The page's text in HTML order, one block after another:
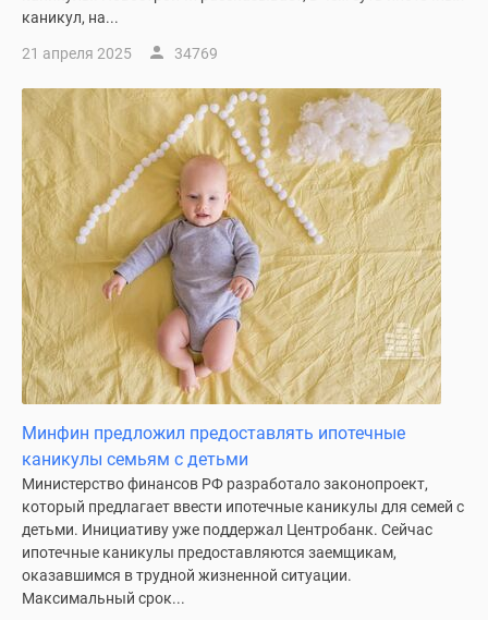
каникул, на...
21 апреля 2025 34769
Минфин предложил предоставлять ипотечные
каникулы семьям с детьми
Министерство финансов РФ разработало законопроект,
который предлагает ввести ипотечные каникулы для семей с
детьми. Инициативу уже поддержал Центробанк. Сейчас
ипотечные каникулы предоставляются заемщикам,
оказавшимся в трудной жизненной ситуации.
Максимальный срок...